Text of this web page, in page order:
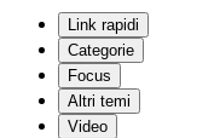
Link rapidi
Categorie
Focus
Altri temi
Video